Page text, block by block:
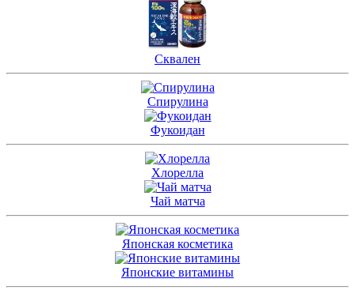
Сквален
Спирулина
Фукоидан
Хлорелла
Чай матча
Японская косметика
Японские витамины